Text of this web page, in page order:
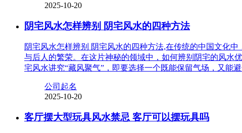
2025-10-20
阴宅风水怎样辨别 阴宅风水的四种方法
阴宅风水怎样辨别 阴宅风水的四种方法,在传统的中国文化
与后人的繁荣。在这片神秘的领域中，如何辨别阴宅的风水
宅风水讲究“藏风聚气”，即要选择一个既能保留气场，又能
公司起名
2025-10-20
客厅摆大型玩具风水禁忌 客厅可以摆玩具吗